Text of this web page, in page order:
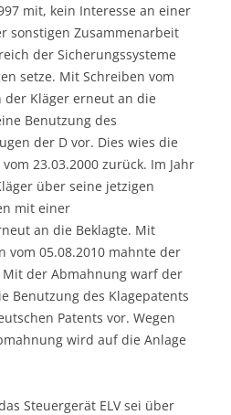
mit, kein Interesse an einer
sonstigen Zusammenarbeit
der Sicherungssysteme
setze. Mit Schreiben vom
der Kläger erneut an die
Benutzung des
der D vor. Dies wies die
23.03.2000 zurück. Im Jahr
über seine jetzigen
mit einer
an die Beklagte. Mit
vom 05.08.2010 mahnte der
Mit der Abmahnung warf der
Benutzung des Klagepatents
Patents vor. Wegen
wird auf die Anlage
Steuergerät ELV sei über